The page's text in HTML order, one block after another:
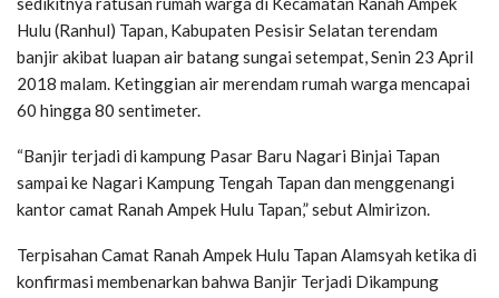
Hulu (Ranhul) Tapan, Kabupaten Pesisir Selatan terendam
banjir akibat luapan air batang sungai setempat, Senin 23 April
2018 malam. Ketinggian air merendam rumah warga mencapai
60 hingga 80 sentimeter.
“Banjir terjadi di kampung Pasar Baru Nagari Binjai Tapan
sampai ke Nagari Kampung Tengah Tapan dan menggenangi
kantor camat Ranah Ampek Hulu Tapan,” sebut Almirizon.
Terpisahan Camat Ranah Ampek Hulu Tapan Alamsyah ketika di
konfirmasi membenarkan bahwa Banjir Terjadi Dikampung